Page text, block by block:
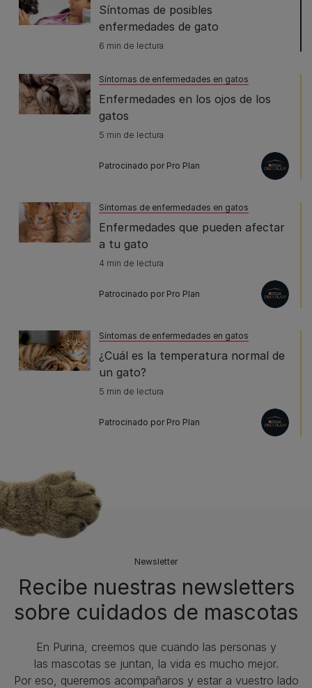
Síntomas de posibles
enfermedades de gato
6 min de lectura
Síntomas de enfermedades en gatos
Enfermedades en los ojos de los
gatos
5 min de lectura
Patrocinado por Pro Plan
Síntomas de enfermedades en gatos
Enfermedades que pueden afectar
a tu gato
4 min de lectura
Patrocinado por Pro Plan
Síntomas de enfermedades en gatos
¿Cuál es la temperatura normal de
un gato?
5 min de lectura
Patrocinado por Pro Plan
Newsletter
Recibe nuestras newsletters
sobre cuidados de mascotas​
En Purina, creemos que cuando las personas y
las mascotas se juntan, la vida es mucho mejor.
Por eso, queremos acompañaros y estar a vuestro lado